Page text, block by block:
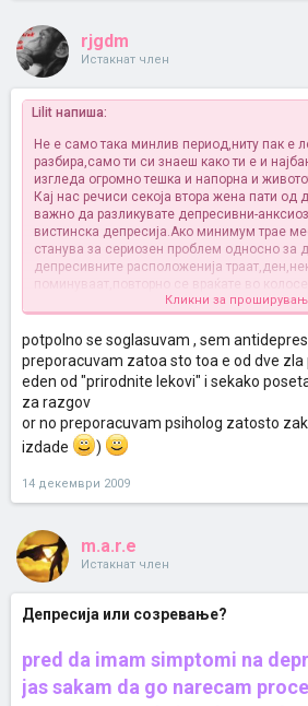
rjgdm
Истакнат член
Lilit напиша:
Не е само така минлив период,ниту пак е
разбира,само ти си знаеш како ти е и
изгледа огромно тешка и напорна и
Кај нас речиси секоја втора жена пати од
важно да разликувате депресивни-
вистинска депресија.Ако минимум трае
станува за сериозен проблем односно за
депресивните расположенија
поминуваат,повторно се враќате во
Ако подолг временски период хигиената
нарушена,под тоа подразбирам
или испрекината спиење повеќе пати во
поспаност,деконцетрација,неинтерес за
преагресивни и отворени однесувања,а во
повлеченост,значи нема конкретни
најтипична карактеристика е пред спиење
најтешките моменти до степен на
ќе биде подобро,утре ќе направам така и
заврши,значи најоптимистичен момент,се
што чувствувате дека цел свет ви тежи на
нема смисла.
доколку утврди дека се работи за некое
кое бара третирање со медикаменти тогаш
на психијатар.Факт е дека депресивците
светот пропратена со параноичен пристап
запрашате зошто е тоа така и најчесто со
врежани во потсвеста.Смешно е да,но
буквално за се она што ве разнишало и
промените да напишете што би било тоа и
Кликни за
potpolno se soglasuvam , sem
preporacuvam zatoa sto toa e od dve
eden od "prirodnite lekovi" i sekako
za razgov
or no preporacuvam psiholog zatosto
izdade
)
14 декември 2009
m.a.r.e
Истакнат член
Депресија или созревање?
pred da imam simptomi na
jas sakam da go narecam